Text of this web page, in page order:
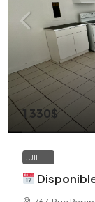
1 330$
JUILLET